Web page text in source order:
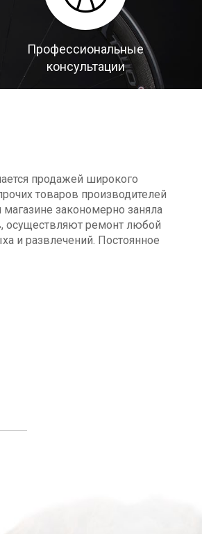
Профессиональные
консультации
продажей широкого
товаров производителей
закономерно заняла
осуществляют ремонт любой
и развлечений. Постоянное